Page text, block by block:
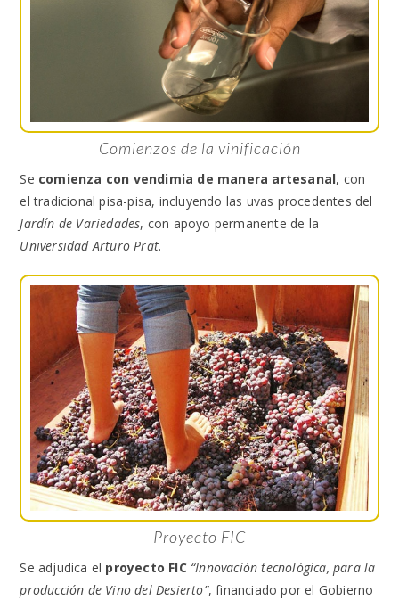
Comienzos de la vinificación
Se comienza con vendimia de manera artesanal, con
el tradicional pisa-pisa, incluyendo las uvas procedentes del
Jardín de Variedades, con apoyo permanente de la
Universidad Arturo Prat.
Proyecto FIC
Se adjudica el proyecto FIC “Innovación tecnológica, para la
producción de Vino del Desierto”, financiado por el Gobierno